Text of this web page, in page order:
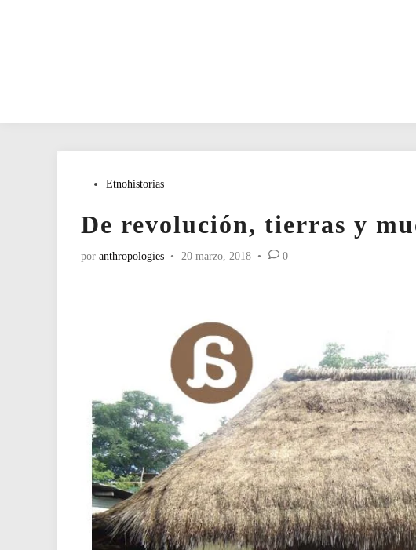
PublicadoEtnohistorias
De revolución, tierras y
por anthropologies • 20 marzo, 2018 • 0